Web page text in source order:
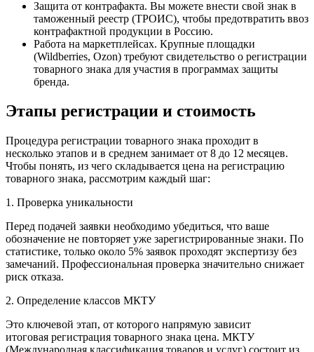
Защита от контрафакта. Вы можете внести свой знак в
таможенный реестр (ТРОИС), чтобы предотвратить ввоз
контрафактной продукции в Россию.
Работа на маркетплейсах. Крупные площадки
(Wildberries, Ozon) требуют свидетельство о регистрации
товарного знака для участия в программах защиты
бренда.
Этапы регистрации и стоимость
Процедура регистрации товарного знака проходит в
несколько этапов и в среднем занимает от 8 до 12 месяцев.
Чтобы понять, из чего складывается цена на регистрацию
товарного знака, рассмотрим каждый шаг:
1. Проверка уникальности
Перед подачей заявки необходимо убедиться, что ваше
обозначение не повторяет уже зарегистрированные знаки. По
статистике, только около 5% заявок проходят экспертизу без
замечаний. Профессиональная проверка значительно снижает
риск отказа.
2. Определение классов МКТУ
Это ключевой этап, от которого напрямую зависит
итоговая регистрация товарного знака цена. МКТУ